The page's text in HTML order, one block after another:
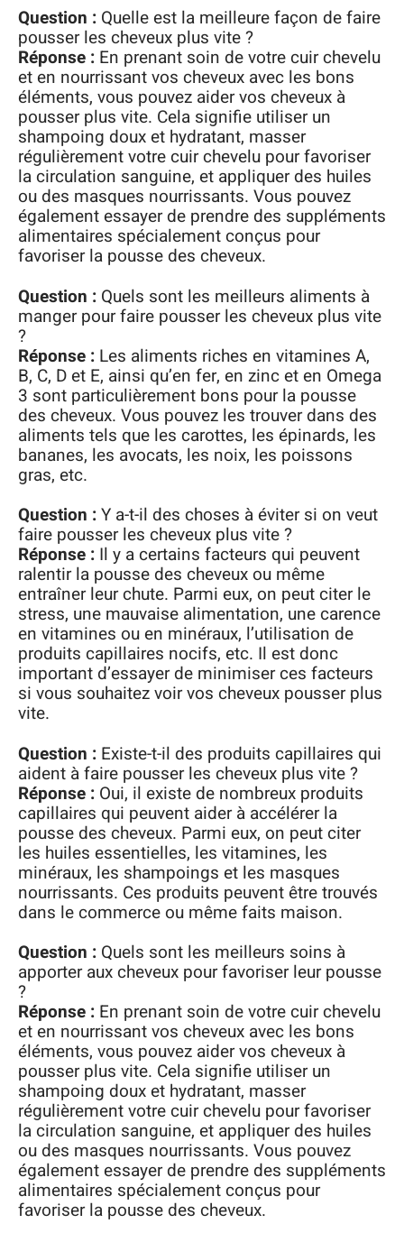
Question : Quelle est la meilleure façon de faire
pousser les cheveux plus vite ?
Réponse : En prenant soin de votre cuir chevelu
et en nourrissant vos cheveux avec les bons
éléments, vous pouvez aider vos cheveux à
pousser plus vite. Cela signifie utiliser un
shampoing doux et hydratant, masser
régulièrement votre cuir chevelu pour favoriser
la circulation sanguine, et appliquer des huiles
ou des masques nourrissants. Vous pouvez
également essayer de prendre des suppléments
alimentaires spécialement conçus pour
favoriser la pousse des cheveux.
Question : Quels sont les meilleurs aliments à
manger pour faire pousser les cheveux plus vite
?
Réponse : Les aliments riches en vitamines A,
B, C, D et E, ainsi qu’en fer, en zinc et en Omega
3 sont particulièrement bons pour la pousse
des cheveux. Vous pouvez les trouver dans des
aliments tels que les carottes, les épinards, les
bananes, les avocats, les noix, les poissons
gras, etc.
Question :Y a-t-il des choses à éviter si on veut
faire pousser les cheveux plus vite ?
Réponse : Il y a certains facteurs qui peuvent
ralentir la pousse des cheveux ou même
entraîner leur chute. Parmi eux, on peut citer le
stress, une mauvaise alimentation, une carence
en vitamines ou en minéraux, l’utilisation de
produits capillaires nocifs, etc. Il est donc
important d’essayer de minimiser ces facteurs
si vous souhaitez voir vos cheveux pousser plus
vite.
Question : Existe-t-il des produits capillaires qui
aident à faire pousser les cheveux plus vite ?
Réponse : Oui, il existe de nombreux produits
capillaires qui peuvent aider à accélérer la
pousse des cheveux. Parmi eux, on peut citer
les huiles essentielles, les vitamines, les
minéraux, les shampoings et les masques
nourrissants. Ces produits peuvent être trouvés
dans le commerce ou même faits maison.
Question : Quels sont les meilleurs soins à
apporter aux cheveux pour favoriser leur pousse
?
Réponse : En prenant soin de votre cuir chevelu
et en nourrissant vos cheveux avec les bons
éléments, vous pouvez aider vos cheveux à
pousser plus vite. Cela signifie utiliser un
shampoing doux et hydratant, masser
régulièrement votre cuir chevelu pour favoriser
la circulation sanguine, et appliquer des huiles
ou des masques nourrissants. Vous pouvez
également essayer de prendre des suppléments
alimentaires spécialement conçus pour
favoriser la pousse des cheveux.